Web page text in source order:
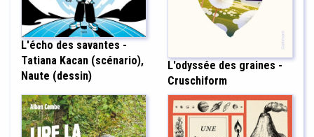
L'écho des savantes -
Tatiana Kacan (scénario),
Naute (dessin)
L'odyssée des graines -
Cruschiform